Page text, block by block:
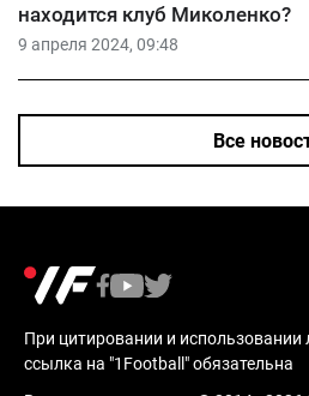
9 апреля 2024, 09:48
находится клуб Миколенко?
Все
При цитировании и
ссылка на "1Football" обязательна